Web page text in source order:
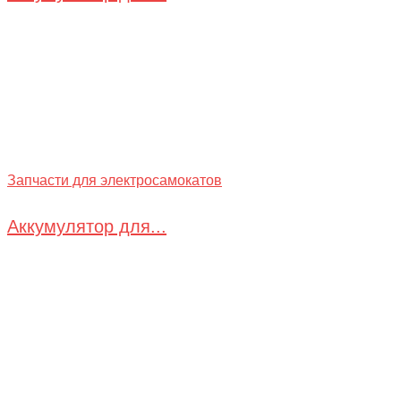
Запчасти для электросамокатов
Аккумулятор для...